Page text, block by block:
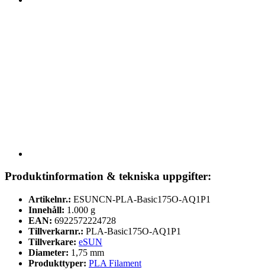
Produktinformation & tekniska uppgifter:
Artikelnr.: ESUNCN-PLA-Basic175O-AQ1P1
Innehåll: 1.000 g
EAN: 6922572224728
Tillverkarnr.: PLA-Basic175O-AQ1P1
Tillverkare: eSUN
Diameter: 1,75 mm
Produkttyper: PLA Filament